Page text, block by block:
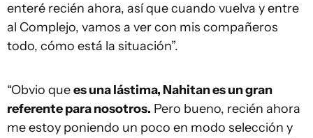
enteré recién ahora, así que cuando vuelva y entre
al Complejo, vamos a ver con mis compañeros
todo, cómo está la situación”.
“Obvio quees una lástima, Nahitan es un gran
referente para nosotros. Pero bueno, recién ahora
me estoy poniendo un poco en modo selección y